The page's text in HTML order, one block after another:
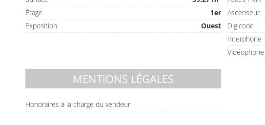
Étage
1er
Exposition
Ouest
Ascenseur
Digicode
Interphone
Vidéophone
MENTIONS LÉGALES
Honoraires à la charge du vendeur